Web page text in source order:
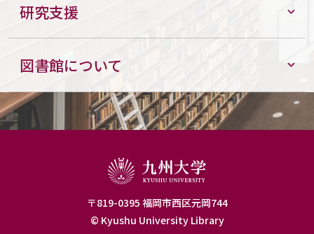
研究支援
図書館について
〒819-0395 福岡市西区元岡744
© Kyushu University Library